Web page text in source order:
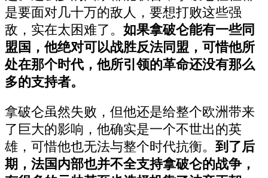
是要面对几十万的敌人，要想打败这些强
敌，实在太困难了。 如果拿破仑能有一些同
盟国，他绝对可以战胜反法同盟，可惜他所
处在那个时代，他所引领的革命还没有那么
多的支持者。
拿破仑虽然失败，但他还是给整个欧洲带来
了巨大的影响，他确实是一个不世出的英
雄，可惜他也无法与整个时代抗衡。 到了后
期，法国内部也并不全支持拿破仑的战争，